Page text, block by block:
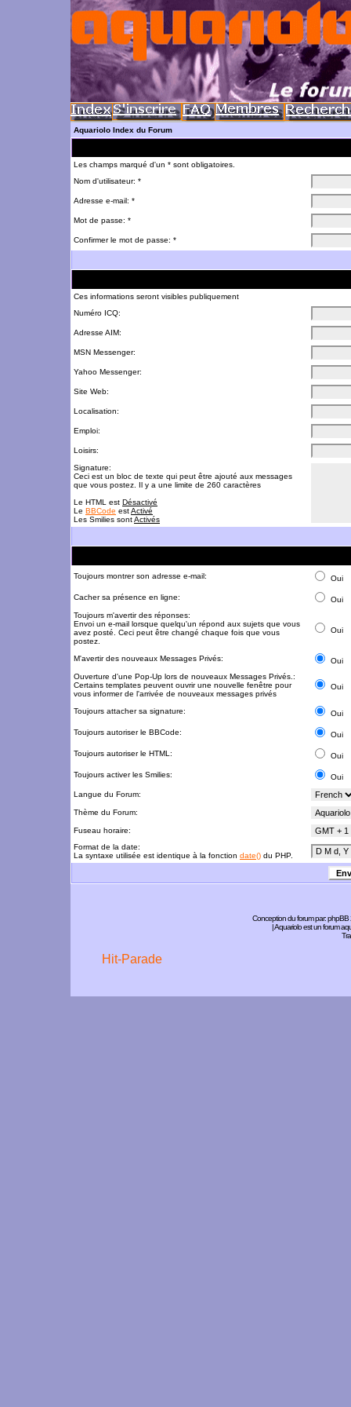
Aquariolo Index du Forum
Les champs marqué d'un * sont obligatoires.
Nom d'utilisateur: *
Adresse e-mail: *
Mot de passe: *
Confirmer le mot de passe: *
Ces informations seront visibles publiquement
Numéro ICQ:
Adresse AIM:
MSN Messenger:
Yahoo Messenger:
Site Web:
Localisation:
Emploi:
Loisirs:
Signature:
Ceci est un bloc de texte qui peut être ajouté aux messages
que vous postez. Il y a une limite de 260 caractères
Le HTML est Désactivé
Le BBCode estActivé
Les Smilies sontActivés
Toujours montrer son adresse e-mail: Oui
Cacher sa présence en ligne:
Oui
Toujours m'avertir des réponses:
Envoi un e-mail lorsque quelqu'un répond aux sujets que vous
avez posté. Ceci peut être changé chaque fois que vous
postez.
Oui
M'avertir des nouveaux Messages Privés:
Oui
Ouverture d'une Pop-Up lors de nouveaux Messages Privés.:
Certains templates peuvent ouvrir une nouvelle fenêtre pour
vous informer de l'arrivée de nouveaux messages privés
Oui
Toujours attacher sa signature: Oui
Toujours autoriser le BBCode: Oui
Toujours autoriser le HTML: Oui
Toujours activer les Smilies:
Oui
Langue du Forum:
Thème du Forum:
Fuseau horaire:
Format de la date:
La syntaxe utilisée est identique à la fonction date() du PHP.
Conception du forum par:phpBB
| Aquariolo est un forum